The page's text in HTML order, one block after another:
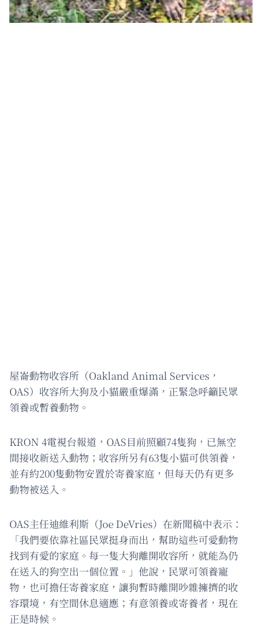
屋崙動物收容所（Oakland Animal Services，
OAS）收容所大狗及小貓嚴重爆滿，正緊急呼籲民眾
領養或暫養動物。
KRON 4電視台報道，OAS目前照顧74隻狗，已無空
間接收新送入動物；收容所另有63隻小貓可供領養，
並有約200隻動物安置於寄養家庭，但每天仍有更多
動物被送入。
OAS主任迪維利斯（Joe DeVries）在新聞稿中表示：
「我們要依靠社區民眾挺身而出，幫助這些可愛動物
找到有愛的家庭。每一隻大狗離開收容所，就能為仍
在送入的狗空出一個位置。」他說，民眾可領養寵
物，也可擔任寄養家庭，讓狗暫時離開吵雜擁擠的收
容環境，有空間休息適應；有意領養或寄養者，現在
正是時候。